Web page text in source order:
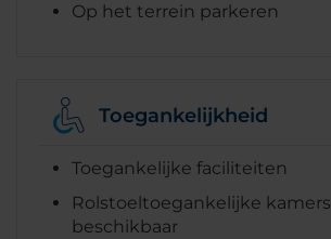
Op het terrein parkeren
Toegankelijkheid
Toegankelijke faciliteiten
Rolstoeltoegankelijke kamers
beschikbaar